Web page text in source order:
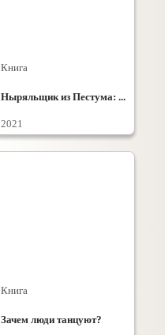
Книга
Ныряльщик из Пестума: ...
2021
Книга
Зачем люди танцуют?